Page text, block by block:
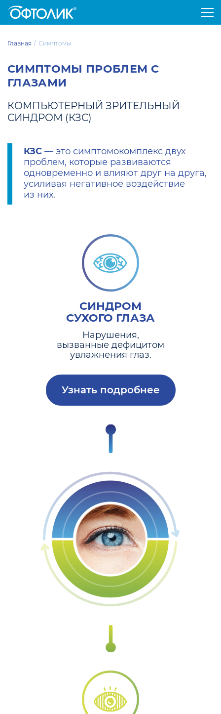
Главная Симптомы
СИМПТОМЫ ПРОБЛЕМ С
ГЛАЗАМИ
КОМПЬЮТЕРНЫЙ ЗРИТЕЛЬНЫЙ
СИНДРОМ (КЗС)
КЗС — это симптомокомплекс двух
проблем, которые развиваются
одновременно и влияют друг на друга,
усиливая негативное воздействие
из них.
СИНДРОМ
СУХОГО ГЛАЗА
Нарушения,
вызванные дефицитом
увлажнения глаз.
Узнать подробнее